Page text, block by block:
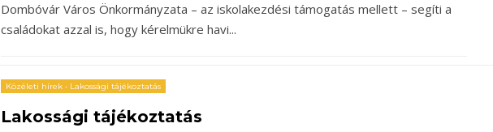
Dombóvár Város Önkormányzata – az iskolakezdési támogatás mellett – segíti a
családokat azzal is, hogy kérelmükre havi...
Közéleti hírek • Lakossági tájékoztatás
Lakossági tájékoztatás